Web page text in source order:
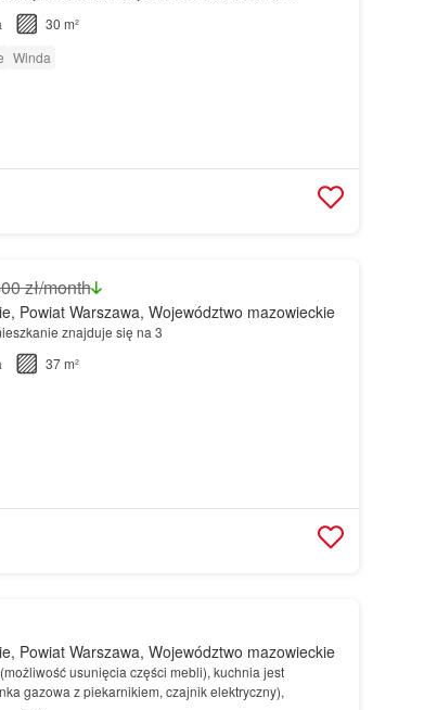
30 m²
Winda
zł/month
Powiat Warszawa, Województwo mazowieckie
znajduje się na 3
37 m²
Powiat Warszawa, Województwo mazowieckie
usunięcia części mebli), kuchnia jest
gazowa z piekarnikiem, czajnik elektryczny),